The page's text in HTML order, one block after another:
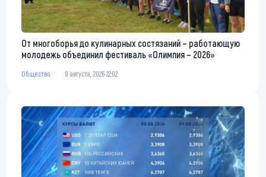
От многоборья до кулинарных состязаний – работающую
молодежь объединил фестиваль «Олимпия – 2026»
Общество 8 августа, 2026 22:02